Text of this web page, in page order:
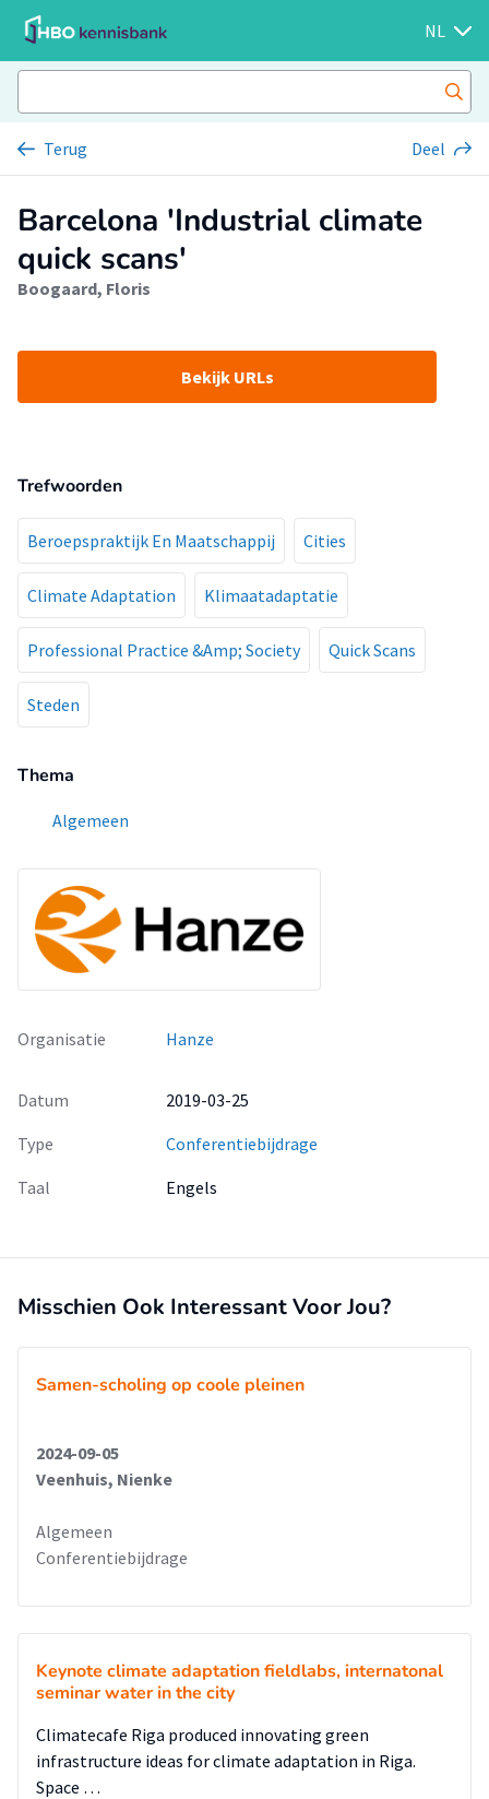
NL
Terug Deel
Barcelona 'Industrial climate
quick scans'
Boogaard, Floris
Bekijk URLs
Trefwoorden
Beroepspraktijk En Maatschappij Cities
Climate Adaptation Klimaatadaptatie
Professional Practice &Amp; Society Quick Scans
Steden
Thema
Algemeen
Organisatie Hanze
Datum
2019-03-25
Type
Conferentiebijdrage
Taal
Engels
Misschien Ook Interessant Voor Jou?
Samen-scholing op coole pleinen
2024-09-05
Veenhuis, Nienke
Algemeen
Conferentiebijdrage
Keynote climate adaptation fieldlabs, internatonal
seminar water in the city
Climatecafe Riga produced innovating green
infrastructure ideas for climate adaptation in Riga.
Space …